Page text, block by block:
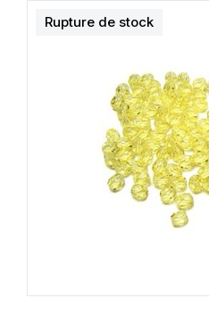
Rupture de stock